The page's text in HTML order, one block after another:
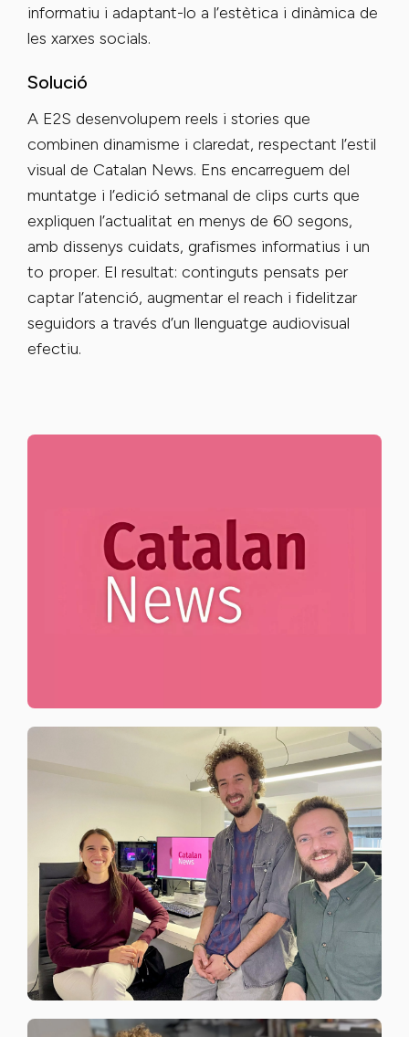
informatiu i adaptant-lo a l’estètica i dinàmica de
les xarxes socials.
Solució
A E2S desenvolupem reels i stories que
combinen dinamisme i claredat, respectant l’estil
visual de Catalan News. Ens encarreguem del
muntatge i l’edició setmanal de clips curts que
expliquen l’actualitat en menys de 60 segons,
amb dissenys cuidats, grafismes informatius i un
to proper. El resultat: continguts pensats per
captar l’atenció, augmentar el reach i fidelitzar
seguidors a través d’un llenguatge audiovisual
efectiu.